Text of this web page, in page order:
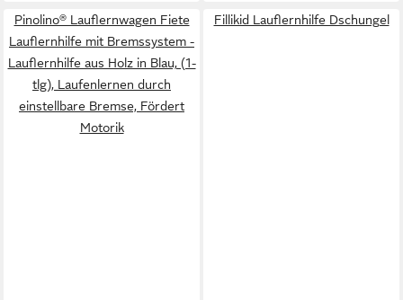
Pinolino® Lauflernwagen Fiete
Lauflernhilfe mit Bremssystem -
Lauflernhilfe aus Holz in Blau, (1-
tlg), Laufenlernen durch
einstellbare Bremse, Fördert
Motorik
Fillikid Lauflernhilfe Dschungel